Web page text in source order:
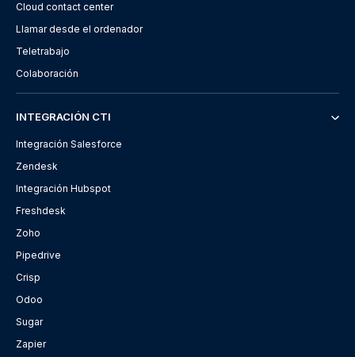
Cloud contact center
Llamar desde el ordenador
Teletrabajo
Colaboración
INTEGRACIÓN CTI
Integración Salesforce
Zendesk
Integración Hubspot
Freshdesk
Zoho
Pipedrive
Crisp
Odoo
Sugar
Zapier